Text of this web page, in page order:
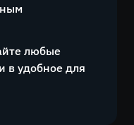
любые
в удобное для